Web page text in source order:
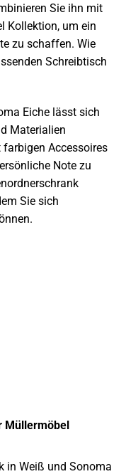
Sie ihn mit
Kollektion, um ein
zu schaffen. Wie
Schreibtisch
Eiche lässt sich
Materialien
farbigen Accessoires
Note zu
Sie sich
Müllermöbel
in Weiß und Sonoma